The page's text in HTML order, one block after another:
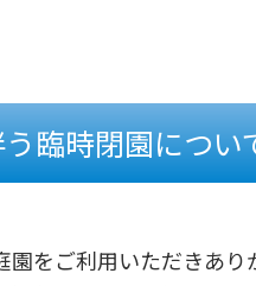
臨時閉園につ
をご利用いただきあり